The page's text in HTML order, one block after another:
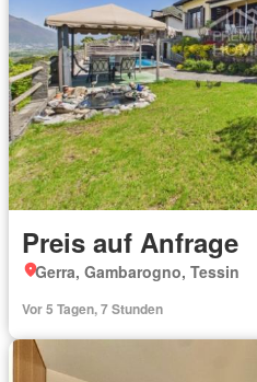
Preis auf Anfrage
Gerra, Gambarogno, Tessin
Vor 5 Tagen, 7 Stunden